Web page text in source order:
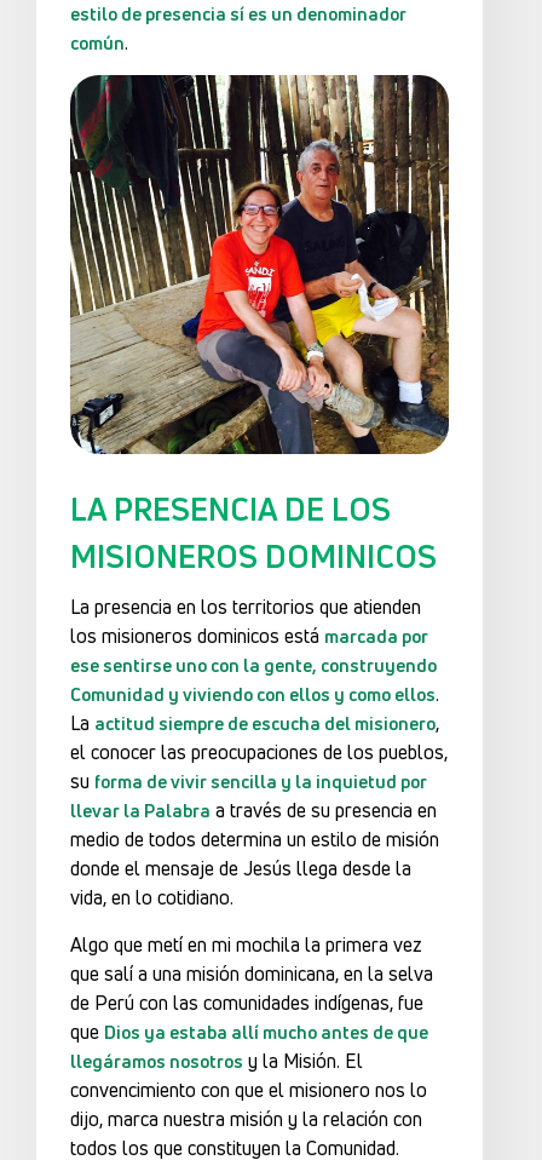
estilo de presencia sí es un denominador
común.
LA PRESENCIA DE LOS
MISIONEROS DOMINICOS
La presencia en los territorios que atienden
los misioneros dominicos está marcada por
ese sentirse uno con la gente, construyendo
Comunidad y viviendo con ellos y como ellos.
La actitud siempre de escucha del misionero,
el conocer las preocupaciones de los pueblos,
su forma de vivir sencilla y la inquietud por
llevar la Palabra a través de su presencia en
medio de todos determina un estilo de misión
donde el mensaje de Jesús llega desde la
vida, en lo cotidiano.
Algo que metí en mi mochila la primera vez
que salí a una misión dominicana, en la selva
de Perú con las comunidades indígenas, fue
que Dios ya estaba allí mucho antes de que
llegáramos nosotros y la Misión. El
convencimiento con que el misionero nos lo
dijo, marca nuestra misión y la relación con
todos los que constituyen la Comunidad.